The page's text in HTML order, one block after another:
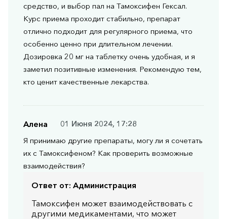
средство, и выбор пал на Тамоксифен Гексал.
Курс приема проходит стабильно, препарат
отлично подходит для регулярного приема, что
особенно ценно при длительном лечении.
Дозировка 20 мг на таблетку очень удобная, и я
заметил позитивные изменения. Рекомендую тем,
кто ценит качественные лекарства.
Алена
01 Июня 2024, 17:28
Я принимаю другие препараты, могу ли я сочетать
их с Тамоксифеном? Как проверить возможные
взаимодействия?
Ответ от: Администрация
Тамоксифен может взаимодействовать с
другими медикаментами, что может